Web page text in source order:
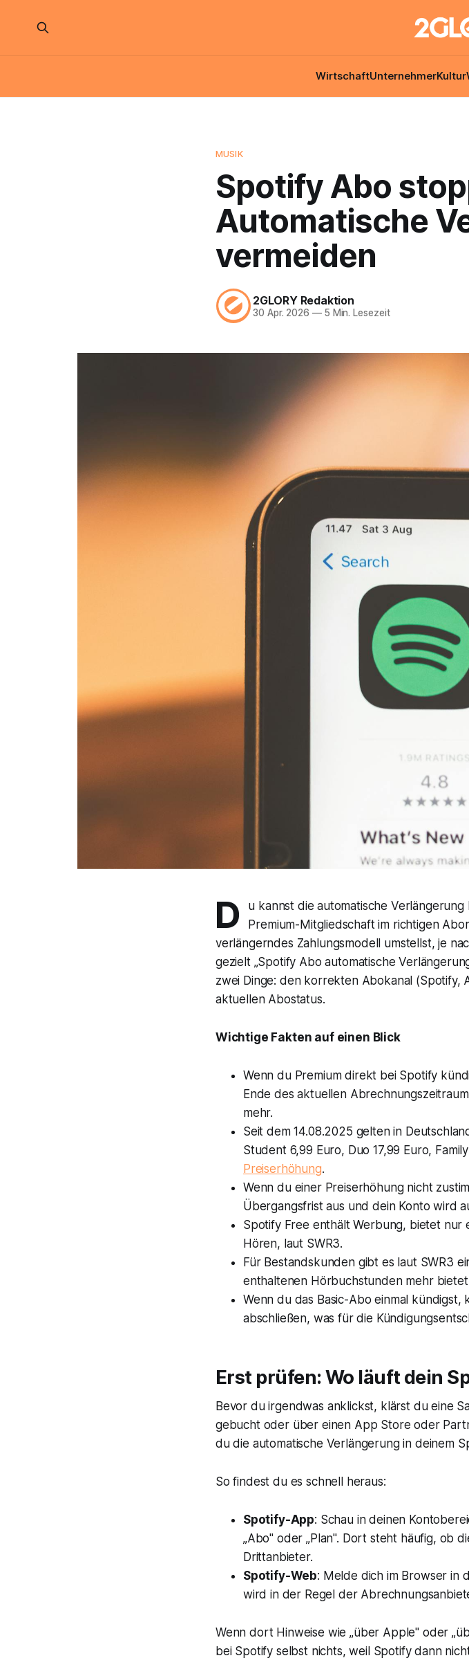
WirtschaftUnternehmerKultur
MUSIK
Spotify Abo
Automatische
vermeiden
2GLORY Redaktion
30 Apr. 2026 —5 Min. Lesezeit
D
u kannst die automatische
Premium-Mitgliedschaft im richtigen
verlängerndes Zahlungsmodell umstellst, je
gezielt „Spotify Abo automatische
zwei Dinge: den korrekten Abokanal
aktuellen Abostatus.
Wichtige Fakten auf einen Blick
Wenn du Premium direkt bei Spotify
Ende des aktuellen
mehr.
Seit dem 14.08.2025 gelten in
Student 6,99 Euro, Duo 17,99 Euro,
Preiserhöhung.
Wenn du einer Preiserhöhung nicht
Übergangsfrist aus und dein Konto wird
Spotify Free enthält Werbung, bietet nur
Hören, laut SWR3.
Für Bestandskunden gibt es laut SWR3
enthaltenen Hörbuchstunden mehr
Wenn du das Basic-Abo einmal
abschließen, was für die
Erst prüfen: Wo läuft dein
Bevor du irgendwas anklickst, klärst du eine
gebucht oder über einen App Store oder
du die automatische Verlängerung in deinem
So findest du es schnell heraus:
Spotify-App: Schau in deinen
„Abo" oder „Plan". Dort steht häufig, ob
Drittanbieter.
Spotify-Web: Melde dich im Browser in
wird in der Regel der
Wenn dort Hinweise wie „über Apple" oder
bei Spotify selbst nichts, weil Spotify dann